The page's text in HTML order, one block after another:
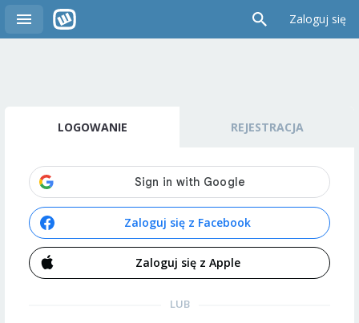
Zaloguj się
LOGOWANIE REJESTRACJA
Zaloguj się z Facebook
Zaloguj się z Apple
LUB